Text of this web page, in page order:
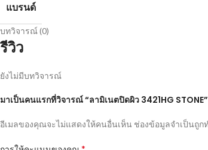
แบรนด์
บทวิจารณ์ (0)
รีวิว
ยังไม่มีบทวิจารณ์
มาเป็นคนแรกที่วิจารณ์ “ลามิเนตปิดผิว 3421HG STONE”
อีเมลของคุณจะไม่แสดงให้คนอื่นเห็น ช่องข้อมูลจำเป็นถูก